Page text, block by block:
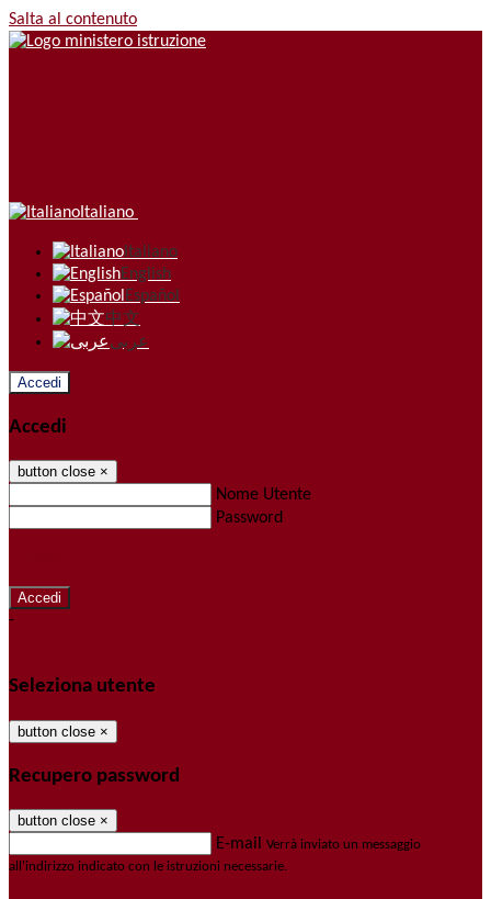
Salta al contenuto
Italiano
Italiano
English
Español
中文
عربى
Accedi
Accedi
button close ×
Nome Utente
Password
-
Seleziona utente
button close ×
Recupero password
button close ×
E-mail Verrà inviato un messaggio
all'indirizzo indicato con le istruzioni necessarie.